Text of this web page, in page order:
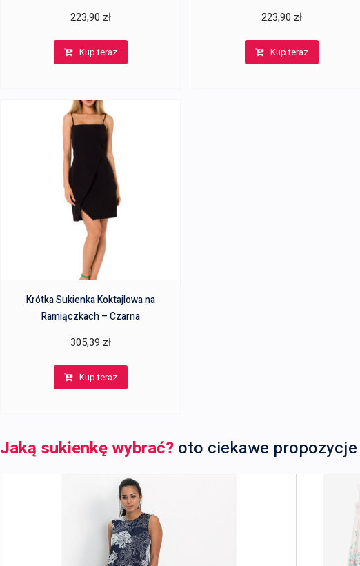
223,90 zł
Kup teraz
223,90 zł
Kup teraz
Krótka Sukienka Koktajlowa na
Ramiączkach – Czarna
305,39 zł
Kup teraz
Jaką sukienkę wybrać? oto ciekawe propozycje